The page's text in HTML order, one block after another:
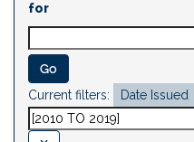
for
Current filters: